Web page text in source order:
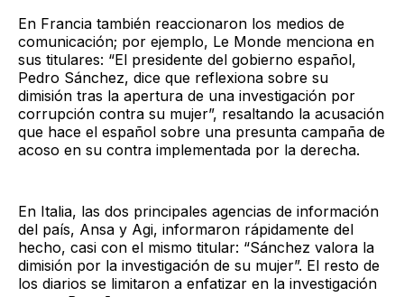
En Francia también reaccionaron los medios de
comunicación; por ejemplo, Le Monde menciona en
sus titulares: “El presidente del gobierno español,
Pedro Sánchez, dice que reflexiona sobre su
dimisión tras la apertura de una investigación por
corrupción contra su mujer”, resaltando la acusación
que hace el español sobre una presunta campaña de
acoso en su contra implementada por la derecha.
En Italia, las dos principales agencias de información
del país, Ansa y Agi, informaron rápidamente del
hecho, casi con el mismo titular: “Sánchez valora la
dimisión por la investigación de su mujer”. El resto de
los diarios se limitaron a enfatizar en la investigación